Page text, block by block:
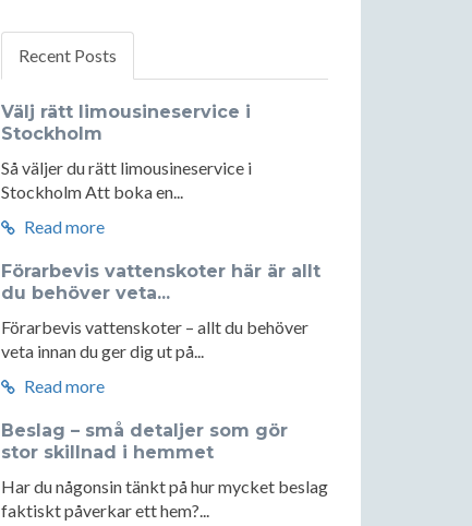
Recent Posts
Välj rätt limousineservice i
Stockholm
Så väljer du rätt limousineservice i
Stockholm Att boka en...
Read more
Förarbevis vattenskoter här är allt
du behöver veta...
Förarbevis vattenskoter – allt du behöver
veta innan du ger dig ut på...
Read more
Beslag – små detaljer som gör
stor skillnad i hemmet
Har du någonsin tänkt på hur mycket beslag
faktiskt påverkar ett hem?...